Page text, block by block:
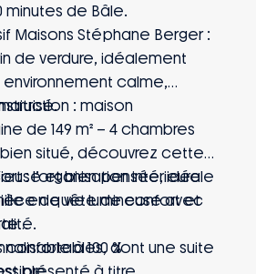
minutes de Bâle.
Maisons Stéphane Berger :
de verdure, idéalement
environnement calme,
: maison
de 149 m² – 4 chambres
bien situé, découvrez cette
et bien pensée, idéale
en quête de confort et
: l’organisation intérieure
de vie lumineuse avec
confortables, dont une suite
à 100 %